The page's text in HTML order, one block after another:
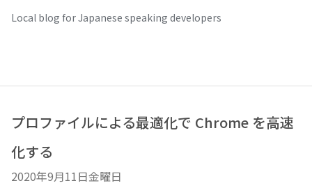
Local blog for Japanese speaking developers
プロファイルによる最適化で Chrome を高速
化する
2020年9月11日金曜日